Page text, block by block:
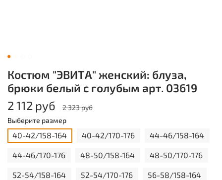
Костюм "ЭВИТА" женский: блуза,
брюки белый с голубым арт. 03619
2 112 руб
2 323 руб
Выберите размер
40-42/158-164 40-42/170-176 44-46/158-164
44-46/170-176 48-50/158-164 48-50/170-176
52-54/158-164 52-54/170-176 56-58/158-164